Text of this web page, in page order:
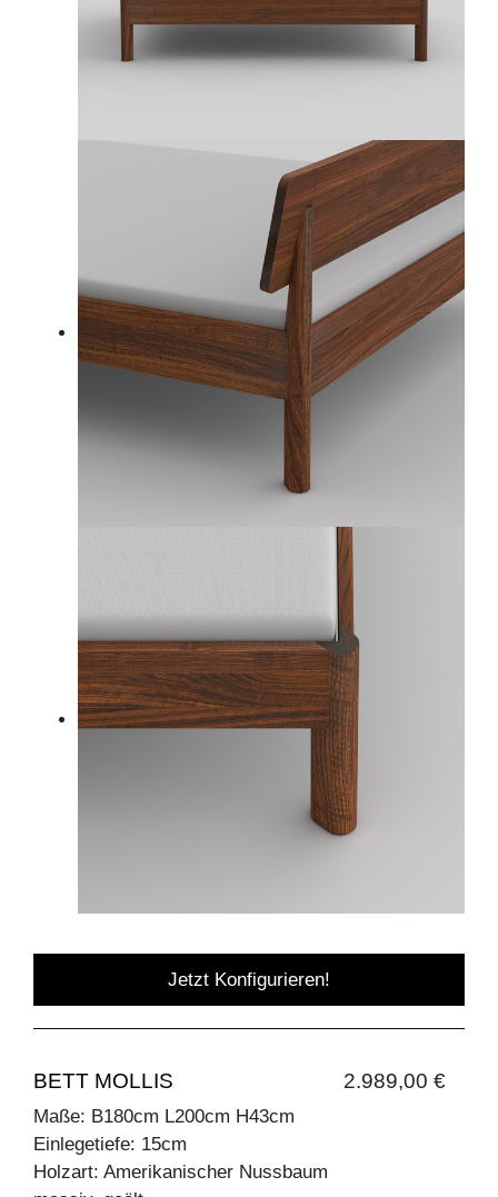
Jetzt Konfigurieren!
BETT MOLLIS 2.989,00 €
Maße: B180cm L200cm H43cm
Einlegetiefe: 15cm
Holzart: Amerikanischer Nussbaum